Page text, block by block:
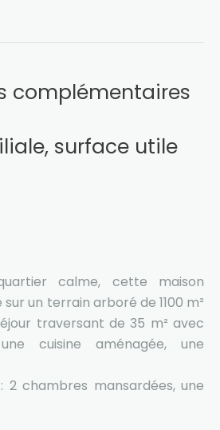
complémentaires
surface utile
calme, cette maison
un terrain arboré de 1100 m²
traversant de 35 m² avec
cuisine aménagée, une
chambres mansardées, une